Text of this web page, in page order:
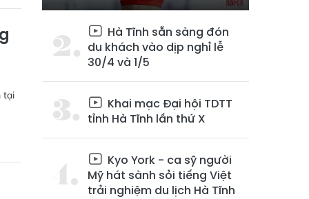
tại
Hà Tĩnh sẵn sàng đón
du khách vào dịp nghỉ lễ
30/4 và 1/5
Khai mạc Đại hội TDTT
tỉnh Hà Tĩnh lần thứ X
Kyo York - ca sỹ người
Mỹ hát sành sỏi tiếng Việt
trải nghiệm du lịch Hà Tĩnh